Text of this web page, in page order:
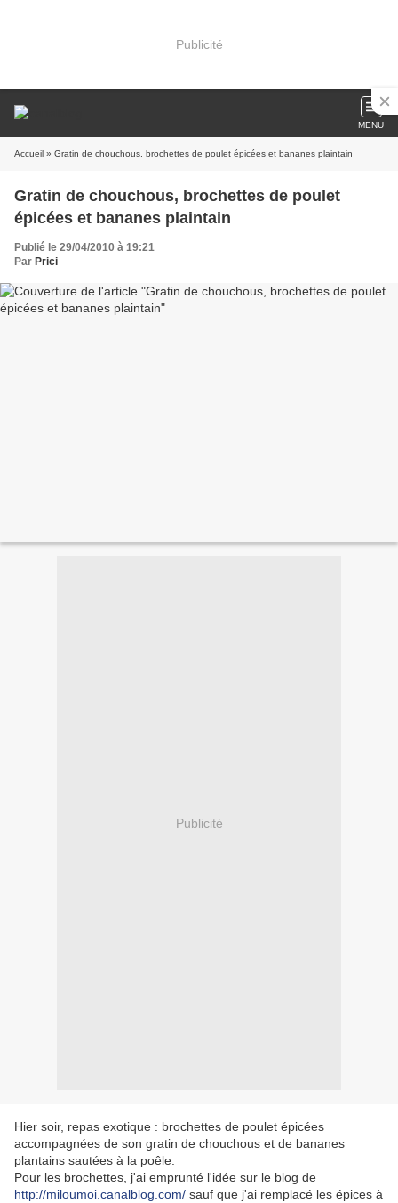
Publicité
MENU
Accueil » Gratin de chouchous, brochettes de poulet épicées et bananes plaintain
Gratin de chouchous, brochettes de poulet
épicées et bananes plaintain
Publié le 29/04/2010 à 19:21
Par Prici
Publicité
Hier soir, repas exotique : brochettes de poulet épicées
accompagnées de son gratin de chouchous et de bananes
plantains sautées à la poêle.
Pour les brochettes, j'ai emprunté l'idée sur le blog de
http://miloumoi.canalblog.com/ sauf que j'ai remplacé les épices à